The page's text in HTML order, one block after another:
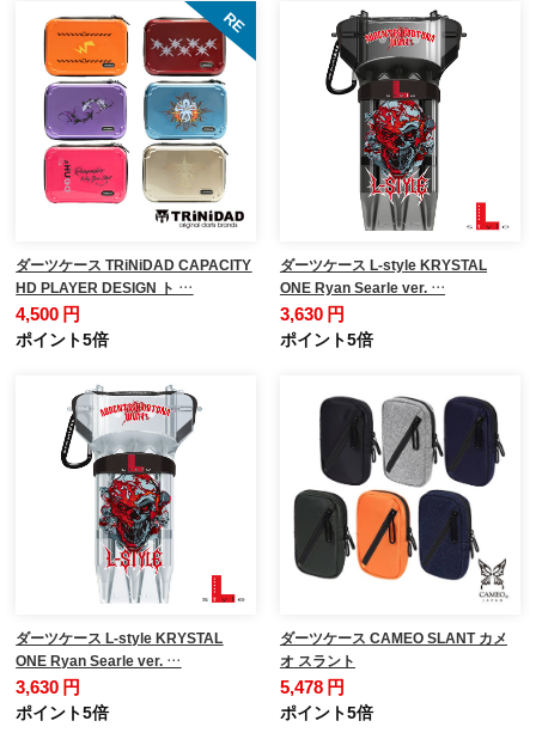
ダーツケース TRiNiDAD CAPACITY
HD PLAYER DESIGN ト …
4,500 円
ポイント5倍
ダーツケース L-style KRYSTAL
ONE Ryan Searle ver. …
3,630 円
ポイント5倍
ダーツケース L-style KRYSTAL
ONE Ryan Searle ver. …
3,630 円
ポイント5倍
ダーツケース CAMEO SLANT カメ
オ スラント
5,478 円
ポイント5倍